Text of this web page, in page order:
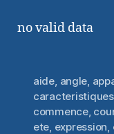
no valid data
aide angle
caracteristiques,
commence,
ete expression